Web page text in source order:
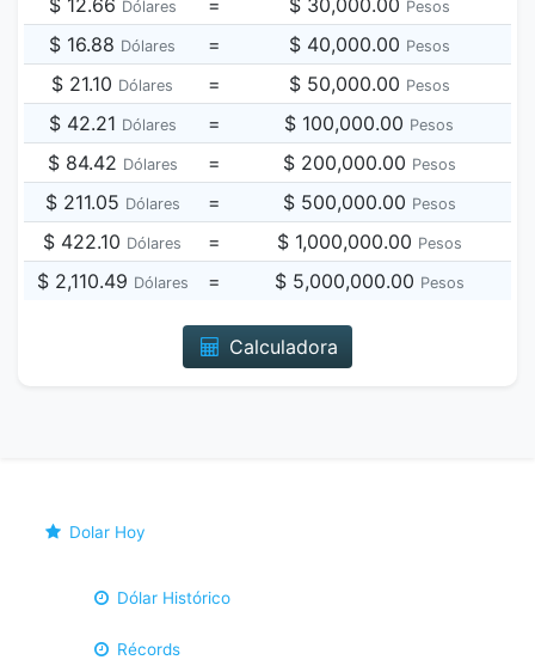
$ 12.66 Dólares = $ 30,000.00 Pesos
$ 16.88 Dólares = $ 40,000.00 Pesos
$ 21.10 Dólares = $ 50,000.00 Pesos
$ 42.21 Dólares = $ 100,000.00 Pesos
$ 84.42 Dólares = $ 200,000.00 Pesos
$ 211.05 Dólares = $ 500,000.00 Pesos
$ 422.10 Dólares = $ 1,000,000.00 Pesos
$ 2,110.49 Dólares = $ 5,000,000.00 Pesos
Calculadora
Dolar Hoy
Dólar Histórico
Récords